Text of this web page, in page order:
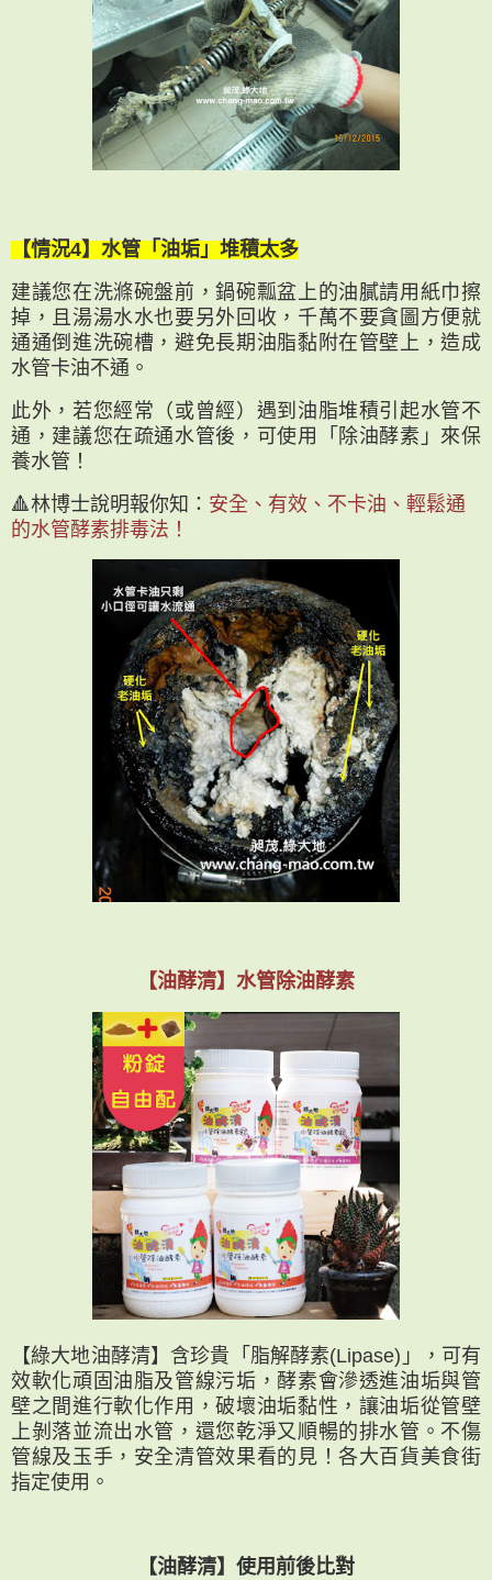
【情況4】水管「油垢」堆積太多
建議您在洗滌碗盤前，鍋碗瓢盆上的油膩請用紙巾擦
掉，且湯湯水水也要另外回收，千萬不要貪圖方便就
通通倒進洗碗槽，避免長期油脂黏附在管壁上，造成
水管卡油不通。
此外，若您經常（或曾經）遇到油脂堆積引起水管不
通，建議您在疏通水管後，可使用「除油酵素」來保
養水管！
🔺林博士說明報你知： 安全、有效、不卡油、輕鬆通
的水管酵素排毒法！
【油酵清】水管除油酵素
【綠大地油酵清】含珍貴「脂解酵素(Lipase)」，可有
效軟化頑固油脂及管線污垢，酵素會滲透進油垢與管
壁之間進行軟化作用，破壞油垢黏性，讓油垢從管壁
上剝落並流出水管，還您乾淨又順暢的排水管。不傷
管線及玉手，安全清管效果看的見！各大百貨美食街
指定使用。
【油酵清】使用前後比對